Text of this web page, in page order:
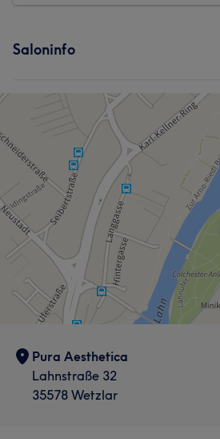
Saloninfo
Pura Aesthetica
Lahnstraße 32
35578 Wetzlar